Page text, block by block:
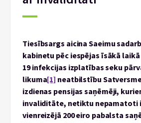
Tiesībsargs aicina Saeimu
kabinetu pēc iespējas īsākā
19 infekcijas izplatības seku
likuma[1] neatbilstību
izdienas pensijas saņēmēji,
invaliditāte, netiktu nepamatoti
vienreizējā 200 eiro pabalsta